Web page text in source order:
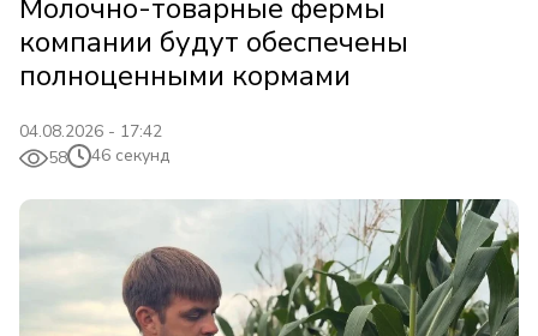
Молочно-товарные фермы
компании будут обеспечены
полноценными кормами
04.08.2026 - 17:42
58
46 секунд